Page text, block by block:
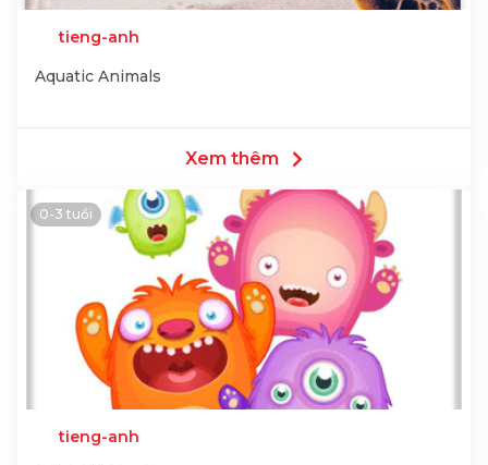
tieng-anh
Aquatic Animals
Xem thêm
0-3 tuổi
tieng-anh